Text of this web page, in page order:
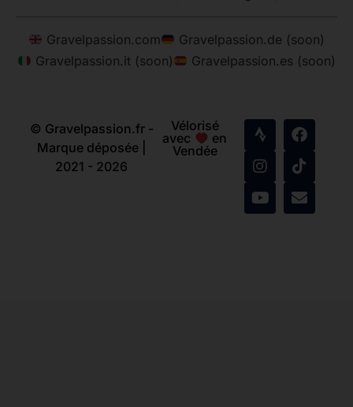
Gravelpassion.com
Gravelpassion.de (soon)
Gravelpassion.it (soon)
Gravelpassion.es (soon)
© Gravelpassion.fr -
Marque déposée |
2021 - 2026
Vélorisé
avec
en
Vendée